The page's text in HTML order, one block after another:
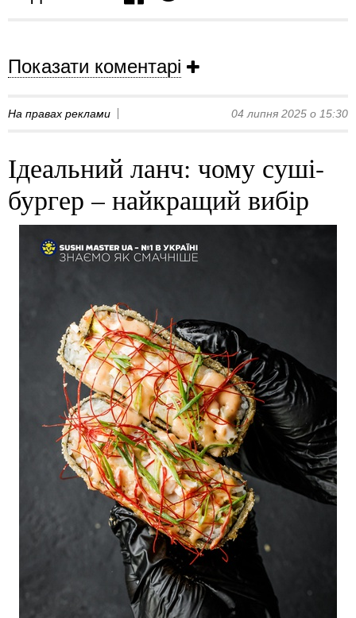
Показати коментарі
На правах реклами 04 липня 2025 о 15:30
Ідеальний ланч: чому суші-
бургер – найкращий вибір